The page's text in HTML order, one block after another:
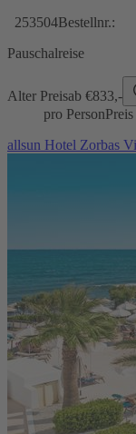
253504Bestellnr.:
Pauschalreise
Alter Preisab €833,-
pro Person
allsun Hotel Zorbas